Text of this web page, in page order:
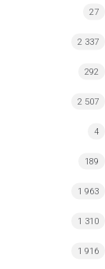
27
2 337
292
2 507
4
189
1 963
1 310
1 916